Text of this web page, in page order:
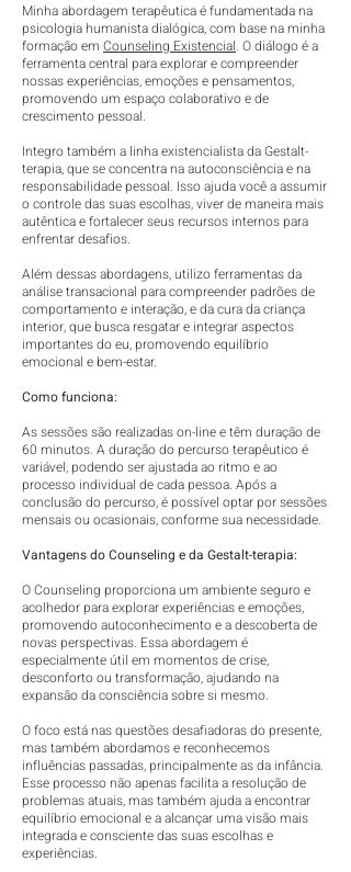
Minha abordagem terapêutica é fundamentada na
psicologia humanista dialógica, com base na minha
formação em Counseling Existencial. O diálogo é a
ferramenta central para explorar e compreender
nossas experiências, emoções e pensamentos,
promovendo um espaço colaborativo e de
crescimento pessoal.
Integro também a linha existencialista da Gestalt-
terapia, que se concentra na autoconsciência e na
responsabilidade pessoal. Isso ajuda você a assumir
o controle das suas escolhas, viver de maneira mais
autêntica e fortalecer seus recursos internos para
enfrentar desafios.
Além dessas abordagens, utilizo ferramentas da
análise transacional para compreender padrões de
comportamento e interação, e da cura da criança
interior, que busca resgatar e integrar aspectos
importantes do eu, promovendo equilíbrio
emocional e bem-estar.
Como funciona:
As sessões são realizadas on-line e têm duração de
60 minutos. A duração do percurso terapêutico é
variável, podendo ser ajustada ao ritmo e ao
processo individual de cada pessoa. Após a
conclusão do percurso, é possível optar por sessões
mensais ou ocasionais, conforme sua necessidade.
Vantagens do Counseling e da Gestalt-terapia:
O Counseling proporciona um ambiente seguro e
acolhedor para explorar experiências e emoções,
promovendo autoconhecimento e a descoberta de
novas perspectivas. Essa abordagem é
especialmente útil em momentos de crise,
desconforto ou transformação, ajudando na
expansão da consciência sobre si mesmo.
O foco está nas questões desafiadoras do presente,
mas também abordamos e reconhecemos
influências passadas, principalmente as da infância.
Esse processo não apenas facilita a resolução de
problemas atuais, mas também ajuda a encontrar
equilíbrio emocional e a alcançar uma visão mais
integrada e consciente das suas escolhas e
experiências.